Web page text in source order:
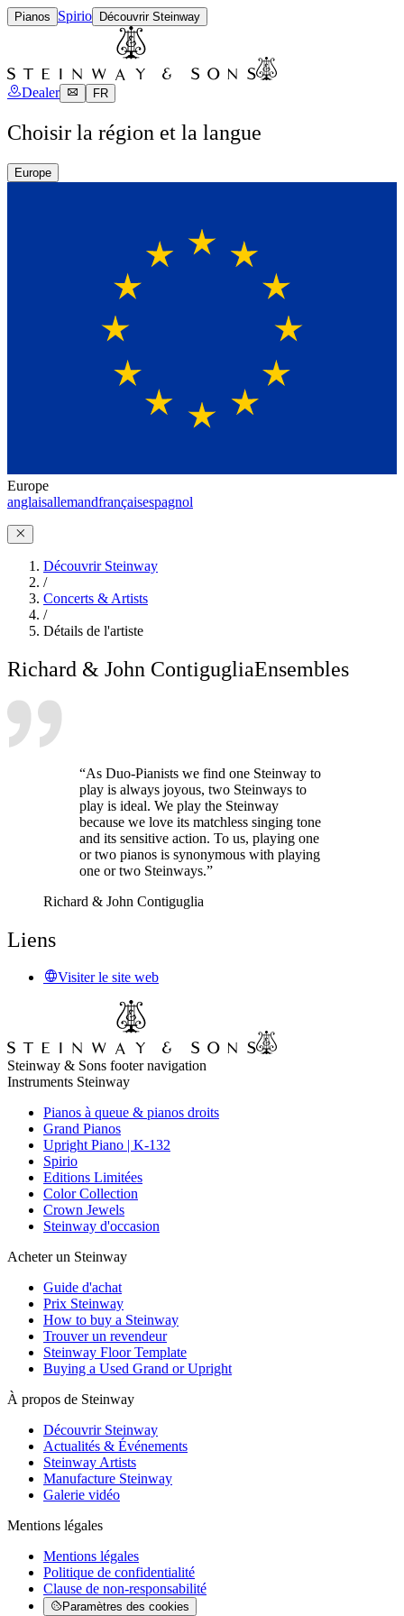
Pianos Spirio Découvrir Steinway
Dealer FR
Choisir la région et la langue
Europe
Europe
anglaisallemandfrançaisespagnol
Découvrir Steinway
/
Concerts & Artists
/
Détails de l'artiste
Richard & John ContigugliaEnsembles
“As Duo-Pianists we find one Steinway to
play is always joyous, two Steinways to
play is ideal. We play the Steinway
because we love its matchless singing tone
and its sensitive action. To us, playing one
or two pianos is synonymous with playing
one or two Steinways.”
Richard & John Contiguglia
Liens
Visiter le site web
Steinway & Sons footer navigation
Instruments Steinway
Pianos à queue & pianos droits
Grand Pianos
Upright Piano | K-132
Spirio
Editions Limitées
Color Collection
Crown Jewels
Steinway d'occasion
Acheter un Steinway
Guide d'achat
Prix Steinway
How to buy a Steinway
Trouver un revendeur
Steinway Floor Template
Buying a Used Grand or Upright
À propos de Steinway
Découvrir Steinway
Actualités & Événements
Steinway Artists
Manufacture Steinway
Galerie vidéo
Mentions légales
Mentions légales
Politique de confidentialité
Clause de non-responsabilité
Paramètres des cookies